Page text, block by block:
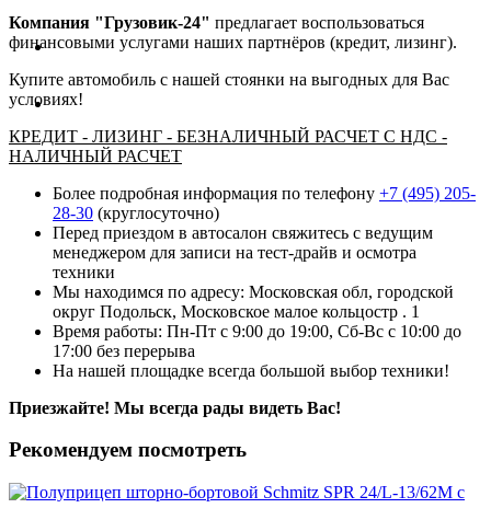
Автобусы
Спецтехника
Компания "Грузовик-24" предлагает воспользоваться
финансовыми услугами наших партнёров (кредит, лизинг).
Купите автомобиль с нашей стоянки на выгодных для Вас
условиях!
КРЕДИТ - ЛИЗИНГ - БЕЗНАЛИЧНЫЙ РАСЧЕТ С НДС -
НАЛИЧНЫЙ РАСЧЕТ
Более подробная информация по телефону +7 (495) 205-
28-30 (круглосуточно)
Перед приездом в автосалон свяжитесь с ведущим
менеджером для записи на тест-драйв и осмотра
техники
Мы находимся по адресу: Московская обл, городской
округ Подольск, Московское малое кольцостр . 1
Время работы: Пн-Пт с 9:00 до 19:00, Сб-Вс с 10:00 до
17:00 без перерыва
На нашей площадке всегда большой выбор техники!
Приезжайте! Мы всегда рады видеть Вас!
Рекомендуем посмотреть